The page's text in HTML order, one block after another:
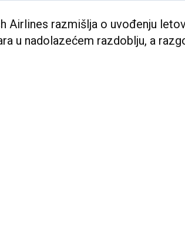
Airlines razmišlja o uvođenju
u nadolazećem razdoblju, a